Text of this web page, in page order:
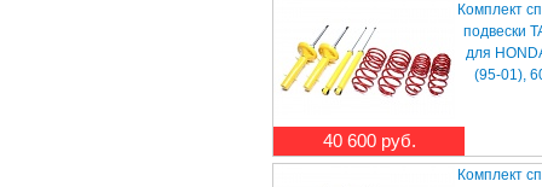
40 600 руб.
Комплект
подвески
для
(95-01),
Комплект